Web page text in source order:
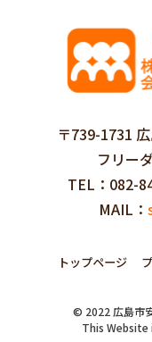
〒739-1731
フリー
TEL
082-
MAIL
トップページ
© 2022 広島市
This